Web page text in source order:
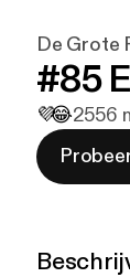
De Grote
#85
💜😂2556